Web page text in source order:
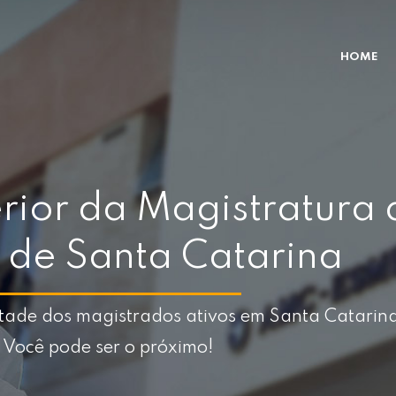
HOME
da Magistratura
de Santa Catarina
dos magistrados ativos em Santa
Você pode ser o próximo!